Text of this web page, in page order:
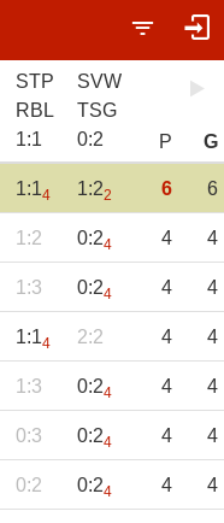
STP
RBL
1:1
SVW
TSG
0:2 P G
1:14 1:22 6 6
1:2 0:24 4 4
1:3 0:24 4 4
1:14 2:2 4 4
1:3 0:24 4 4
0:3 0:24 4 4
0:2 0:24 4 4